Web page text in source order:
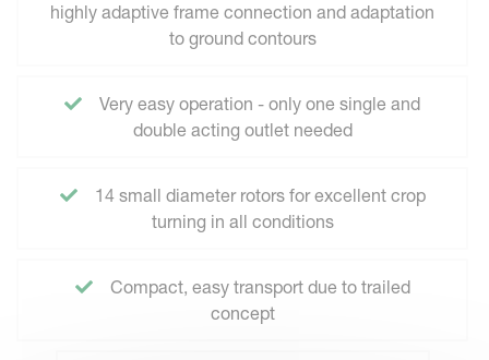
highly adaptive frame connection and adaptation
to ground contours
Very easy operation - only one single and
double acting outlet needed
14 small diameter rotors for excellent crop
turning in all conditions
Compact, easy transport due to trailed
concept